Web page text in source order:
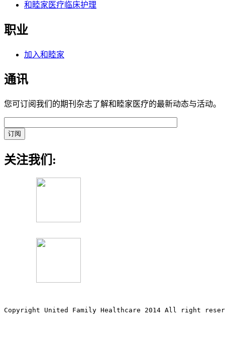
和睦家医疗临床护理
职业
加入和睦家
通讯
您可订阅我们的期刊杂志了解和睦家医疗的最新动态与活动。
关注我们:
Copyright United Family Healthcare 2014 All right